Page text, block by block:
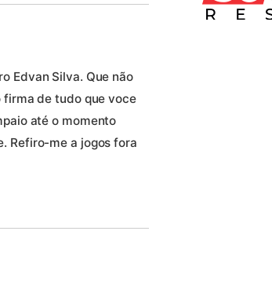
Edvan Silva. Que não
firma de tudo que voce
até o momento
Refiro-me a jogos fora